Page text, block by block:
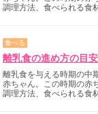
調理方法、食べられる食
食べる
離乳食の進め方の目
離乳食を与える時期の中
赤ちゃん。この時期の赤
調理方法、食べられる食